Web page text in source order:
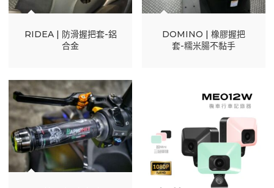
RIDEA | 防滑握把套-鋁
合金
DOMINO | 橡膠握把
套-糯米腸不黏手